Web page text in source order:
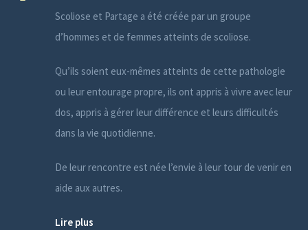
Scoliose et Partage a été créée par un groupe
d’hommes et de femmes atteints de scoliose.
Qu’ils soient eux-mêmes atteints de cette pathologie
ou leur entourage propre, ils ont appris à vivre avec leur
dos, appris à gérer leur différence et leurs difficultés
dans la vie quotidienne.
De leur rencontre est née l’envie à leur tour de venir en
aide aux autres.
Lire plus